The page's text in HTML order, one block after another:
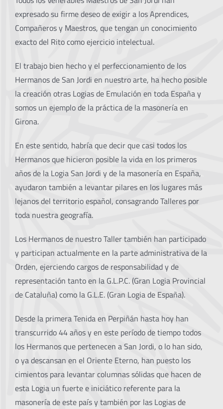
expresado su firme deseo de exigir a los Aprendices,
Compañeros y Maestros, que tengan un conocimiento
exacto del Rito como ejercicio intelectual.
El trabajo bien hecho y el perfeccionamiento de los
Hermanos de San Jordi en nuestro arte, ha hecho posible
la creación otras Logias de Emulación en toda España y
somos un ejemplo de la práctica de la masonería en
Girona.
En este sentido, habría que decir que casi todos los
Hermanos que hicieron posible la vida en los primeros
años de la Logia San Jordi y de la masonería en España,
ayudaron también a levantar pilares en los lugares más
lejanos del territorio español, consagrando Talleres por
toda nuestra geografía.
Los Hermanos de nuestro Taller también han participado
y participan actualmente en la parte administrativa de la
Orden, ejerciendo cargos de responsabilidad y de
representación tanto en la G.L.P.C. (Gran Logia Provincial
de Cataluña) como la G.L.E. (Gran Logia de España).
Desde la primera Tenida en Perpiñán hasta hoy han
transcurrido 44 años y en este período de tiempo todos
los Hermanos que pertenecen a San Jordi, o lo han sido,
o ya descansan en el Oriente Eterno, han puesto los
cimientos para levantar columnas sólidas que hacen de
esta Logia un fuerte e iniciático referente para la
masonería de este país y también por las Logias de